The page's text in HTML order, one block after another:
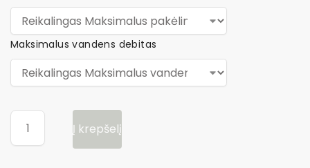
Maksimalus vandens debitas
Į krepšelį